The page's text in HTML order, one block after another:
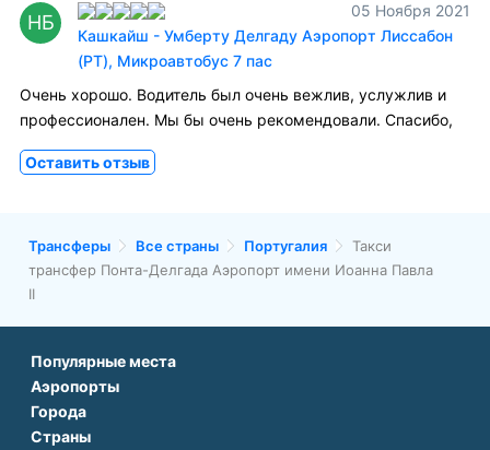
НБ
05 Ноября 2021
Кашкайш - Умберту Делгаду Аэропорт Лиссабон
(PT), Микроавтобус 7 пас
Очень хорошо. Водитель был очень вежлив, услужлив и
профессионален. Мы бы очень рекомендовали. Спасибо,
Оставить отзыв
Трансферы Все страны Португалия
Такси
трансфер Понта-Делгада Аэропорт имени Иоанна Павла
II
Популярные места
Аэропорт Подгорицы
Аэропорт Белграда
Аэропорты
Аэропорт Антальи
Города
Трансфер в Париже
Страны